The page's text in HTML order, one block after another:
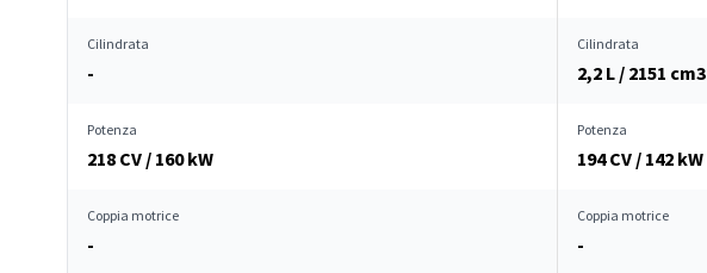
Cilindrata
-
Cilindrata
2,2 L / 2151 cm3
Potenza
218 CV / 160 kW
Potenza
194 CV / 142 kW
Coppia motrice
-
Coppia motrice
-